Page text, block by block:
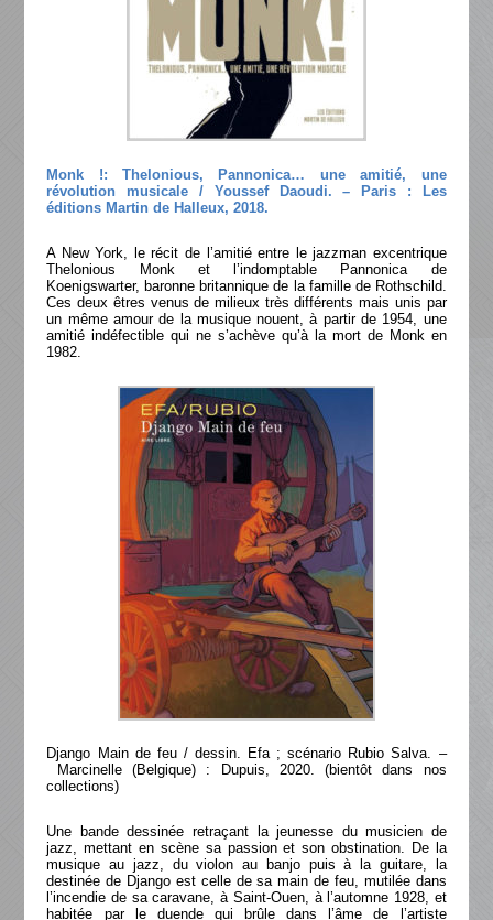
Monk !: Thelonious, Pannonica… une amitié, une
révolution musicale / Youssef Daoudi. – Paris : Les
éditions Martin de Halleux, 2018.
A New York, le récit de l’amitié entre le jazzman excentrique
Thelonious Monk et l’indomptable Pannonica de
Koenigswarter, baronne britannique de la famille de Rothschild.
Ces deux êtres venus de milieux très différents mais unis par
un même amour de la musique nouent, à partir de 1954, une
amitié indéfectible qui ne s’achève qu’à la mort de Monk en
1982.
Django Main de feu / dessin. Efa ; scénario Rubio Salva. –
Marcinelle (Belgique) : Dupuis, 2020. (bientôt dans nos
collections)
Une bande dessinée retraçant la jeunesse du musicien de
jazz, mettant en scène sa passion et son obstination. De la
musique au jazz, du violon au banjo puis à la guitare, la
destinée de Django est celle de sa main de feu, mutilée dans
l’incendie de sa caravane, à Saint-Ouen, à l’automne 1928, et
habitée par le duende qui brûle dans l’âme de l’artiste